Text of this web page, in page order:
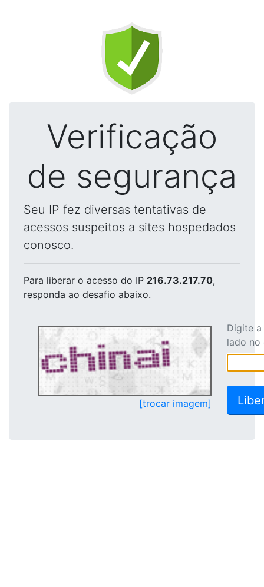
Verificação
de segurança
Seu IP fez diversas tentativas de
acessos suspeitos a sites hospedados
conosco.
Para liberar o acesso do IP 216.73.217.70,
responda ao desafio abaixo.
[trocar imagem]
Digite
lado no